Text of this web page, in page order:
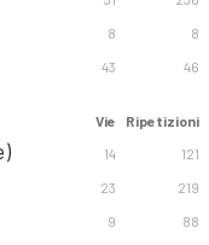
8 8
43 46
Vie Ripetizioni
14 121
23 219
9 88